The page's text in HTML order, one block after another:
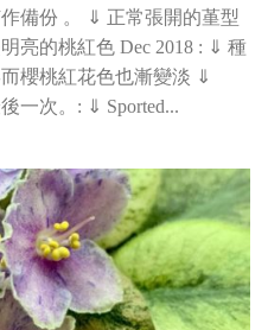
備份 。 ⇓ 正常張開的堇型
亮的桃紅色 Dec 2018 : ⇓ 種
櫻桃紅花色也漸變淡 ⇓
一次。: ⇓ Sported...